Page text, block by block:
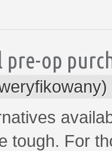
pre-op
tough. For